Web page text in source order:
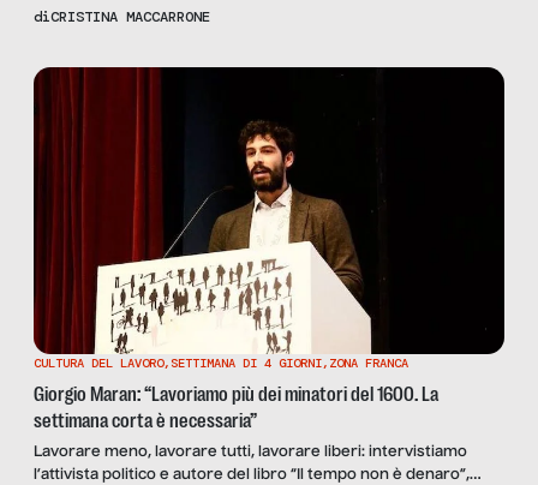
creare pericolosi effetti domino con persone che vanno via
diCRISTINA MACCARRONE
CULTURA DEL LAVORO, SETTIMANA DI 4 GIORNI, ZONA FRANCA
Giorgio Maran: “Lavoriamo più dei minatori del 1600. La
settimana corta è necessaria”
Lavorare meno, lavorare tutti, lavorare liberi: intervistiamo
l’attivista politico e autore del libro “Il tempo non è denaro”,